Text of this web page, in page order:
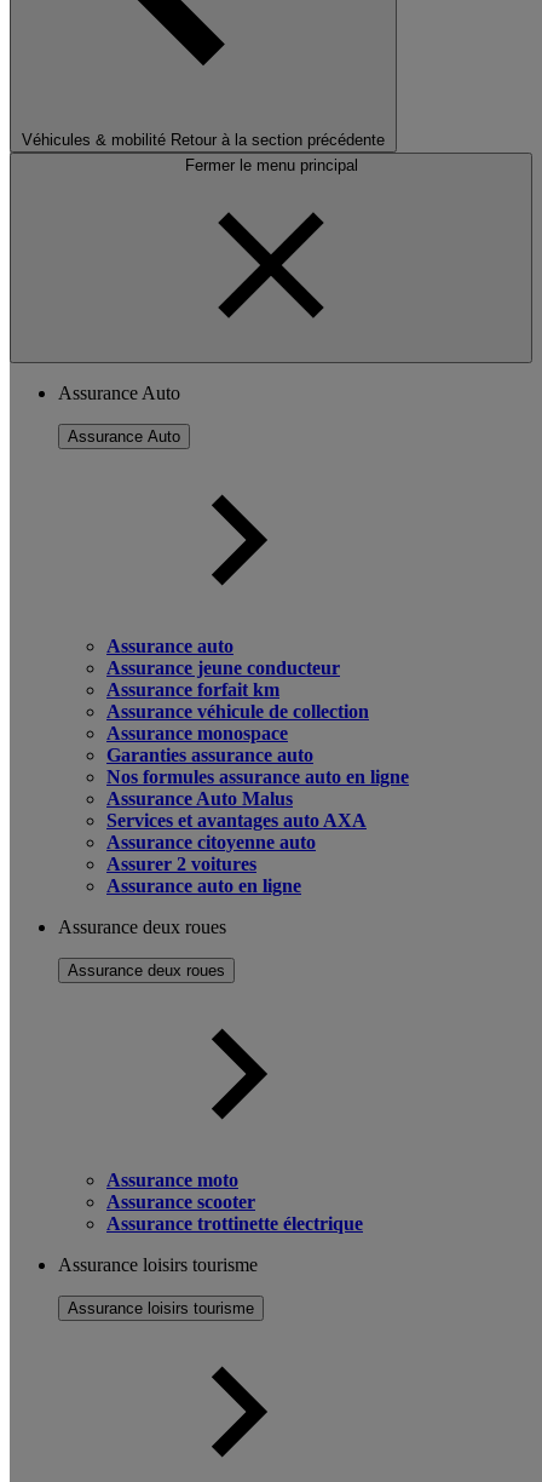
Véhicules & mobilité Retour à la section précédente
Fermer le menu principal
Assurance Auto
Assurance Auto
Assurance auto
Assurance jeune conducteur
Assurance forfait km
Assurance véhicule de collection
Assurance monospace
Garanties assurance auto
Nos formules assurance auto en ligne
Assurance Auto Malus
Services et avantages auto AXA
Assurance citoyenne auto
Assurer 2 voitures
Assurance auto en ligne
Assurance deux roues
Assurance deux roues
Assurance moto
Assurance scooter
Assurance trottinette électrique
Assurance loisirs tourisme
Assurance loisirs tourisme